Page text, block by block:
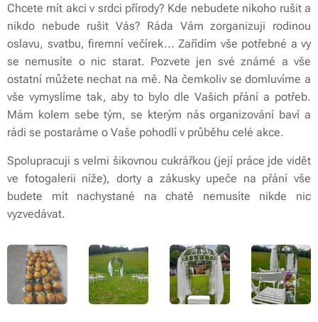
Chcete mít akci v srdci přírody? Kde nebudete nikoho rušit a
nikdo nebude rušit Vás? Ráda Vám zorganizuji rodinou
oslavu, svatbu, firemní večírek... Zařídím vše potřebné a vy
se nemusíte o nic starat. Pozvete jen své známé a vše
ostatní můžete nechat na mě. Na čemkoliv se domluvíme a
vše vymyslíme tak, aby to bylo dle Vašich přání a potřeb.
Mám kolem sebe tým, se kterým nás organizování baví a
rádi se postaráme o Vaše pohodlí v průběhu celé akce.
Spolupracuji s velmi šikovnou cukrářkou (její práce jde vidět
ve fotogalerii níže), dorty a zákusky upeče na přání vše
budete mít nachystané na chatě nemusíte nikde nic
vyzvedávat.